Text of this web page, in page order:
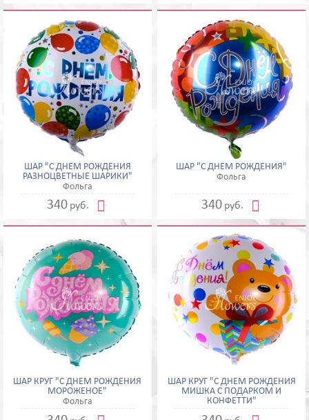
ШАР "С ДНЕМ РОЖДЕНИЯ
РАЗНОЦВЕТНЫЕ ШАРИКИ"
Фольга
340 руб. 
ШАР "С ДНЕМ РОЖДЕНИЯ"
Фольга
340 руб. 
ШАР КРУГ "С ДНЕМ РОЖДЕНИЯ
МОРОЖЕНОЕ"
Фольга
ШАР КРУГ "С ДНЕМ РОЖДЕНИЯ
МИШКА С ПОДАРКОМ И
КОНФЕТТИ"